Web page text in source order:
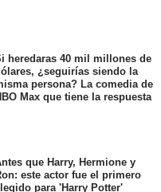
heredaras 40 mil millones de
¿seguirías siendo la
persona? La comedia de
Max que tiene la respuesta
que Harry, Hermione y
este actor fue el primero
para 'Harry Potter'